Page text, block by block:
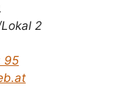
2
95